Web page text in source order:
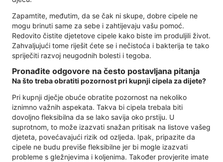
Zapamtite, međutim, da se čak ni skupe, dobre cipele ne
mogu brinuti same za sebe i zahtijevaju vašu pomoć.
Redovito čistite djetetove cipele kako biste im produljili život.
Zahvaljujući tome riješit ćete se i nečistoća i bakterija te tako
spriječiti razvoj neugodnih bolesti i tegoba.
Pronađite odgovore na često postavljana pitanja
Na što treba obratiti pozornost pri kupnji cipela za dijete?
Pri kupnji dječje obuće obratite pozornost na nekoliko
iznimno važnih aspekata. Takva bi cipela trebala biti
dovoljno fleksibilna da se lako savija oko prstiju. U
suprotnom, to može izazvati snažan pritisak na listove vašeg
djeteta, povećavajući rizik od ozljeda. Ipak, pripazite da
cipele ne budu previše fleksibilne jer bi mogle izazvati
probleme s gležnjevima i koljenima. Također provjerite imate